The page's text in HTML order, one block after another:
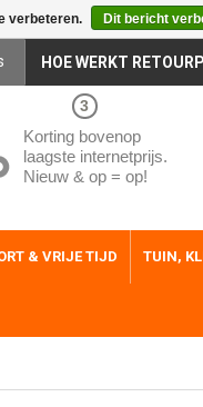
HOE WERKT
3
Korting bovenop
laagste internetprijs.
Nieuw & op = op!
& VRIJE TIJD TUIN,
verbeteren. Dit bericht